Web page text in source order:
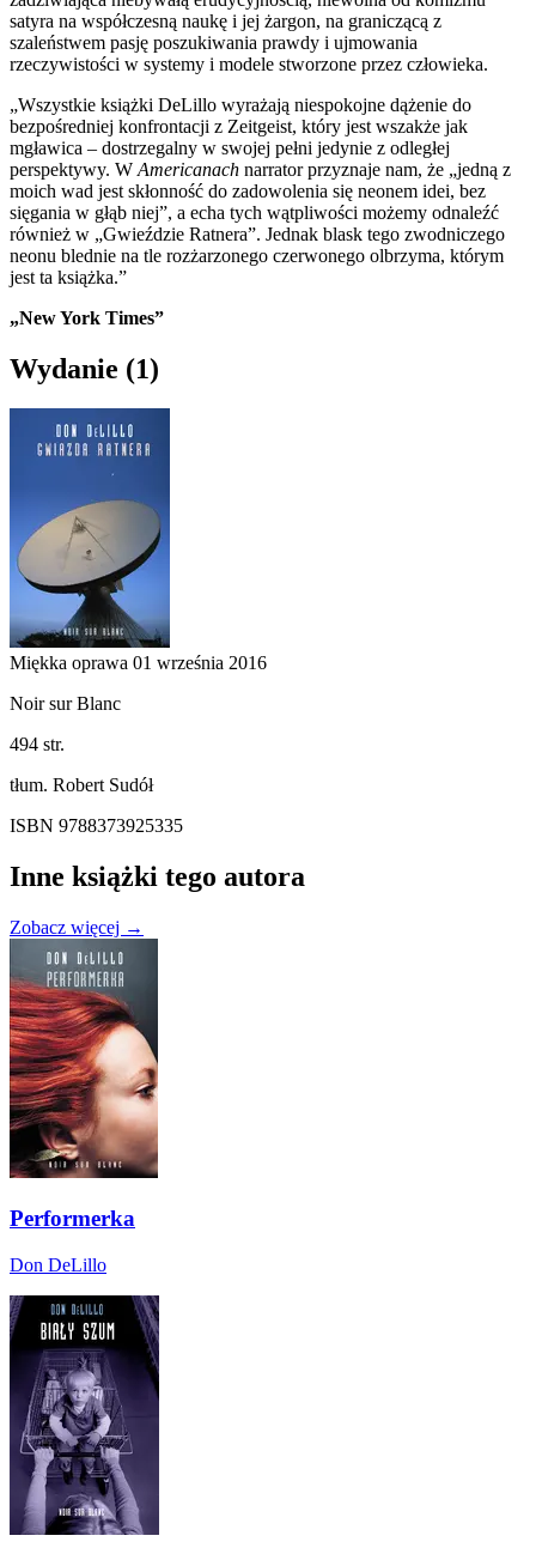
satyra na współczesną naukę i jej żargon, na graniczącą z
szaleństwem pasję poszukiwania prawdy i ujmowania
rzeczywistości w systemy i modele stworzone przez człowieka.
„Wszystkie książki DeLillo wyrażają niespokojne dążenie do
bezpośredniej konfrontacji z Zeitgeist, który jest wszakże jak
mgławica – dostrzegalny w swojej pełni jedynie z odległej
perspektywy. W Americanach narrator przyznaje nam, że „jedną z
moich wad jest skłonność do zadowolenia się neonem idei, bez
sięgania w głąb niej”, a echa tych wątpliwości możemy odnaleźć
również w „Gwieździe Ratnera”. Jednak blask tego zwodniczego
neonu blednie na tle rozżarzonego czerwonego olbrzyma, którym
jest ta książka.”
„New York Times”
Wydanie (1)
Miękka oprawa 01 września 2016
Noir sur Blanc
494 str.
tłum. Robert Sudół
ISBN 9788373925335
Inne książki tego autora
Zobacz więcej →
Performerka
Don DeLillo